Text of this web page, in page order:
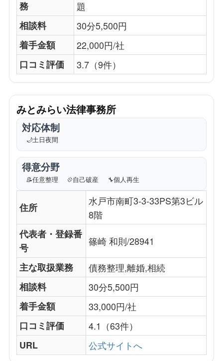
務
題
相談料
30分5,500円
着手金額
22,000円/社
口コミ評価
3.7（9件）
みとみらい法律事務所
対応体制
🌙土日夜間
得意分野
📝任意整理 💠自己破産 🔧個人再生
住所
水戸市南町3-3-33PS第3ビル
8階
代表者・登録番
号
篠崎 和則/28941
主な取扱業務
債務整理,離婚,相続
相談料
30分5,500円
着手金額
33,000円/社
口コミ評価
4.1（63件）
URL
公式サイトへ